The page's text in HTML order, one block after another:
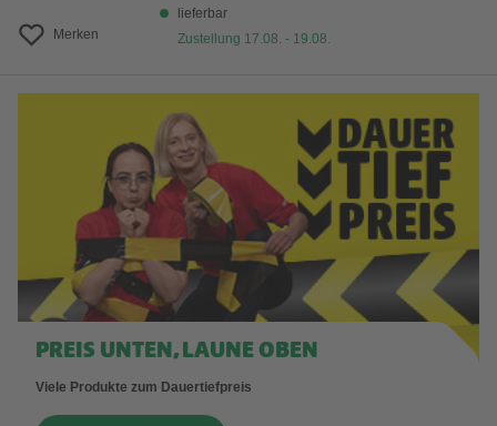
Merken
lieferbar
Zustellung 17.08. - 19.08.
PREIS UNTEN, LAUNE OBEN
Viele Produkte zum Dauertiefpreis